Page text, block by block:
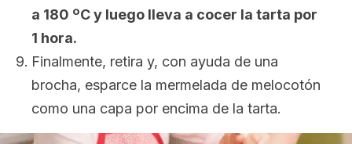
a 180 ºC y luego lleva a cocer la tarta por
1 hora.
Finalmente, retira y, con ayuda de una
brocha, esparce la mermelada de melocotón
como una capa por encima de la tarta.